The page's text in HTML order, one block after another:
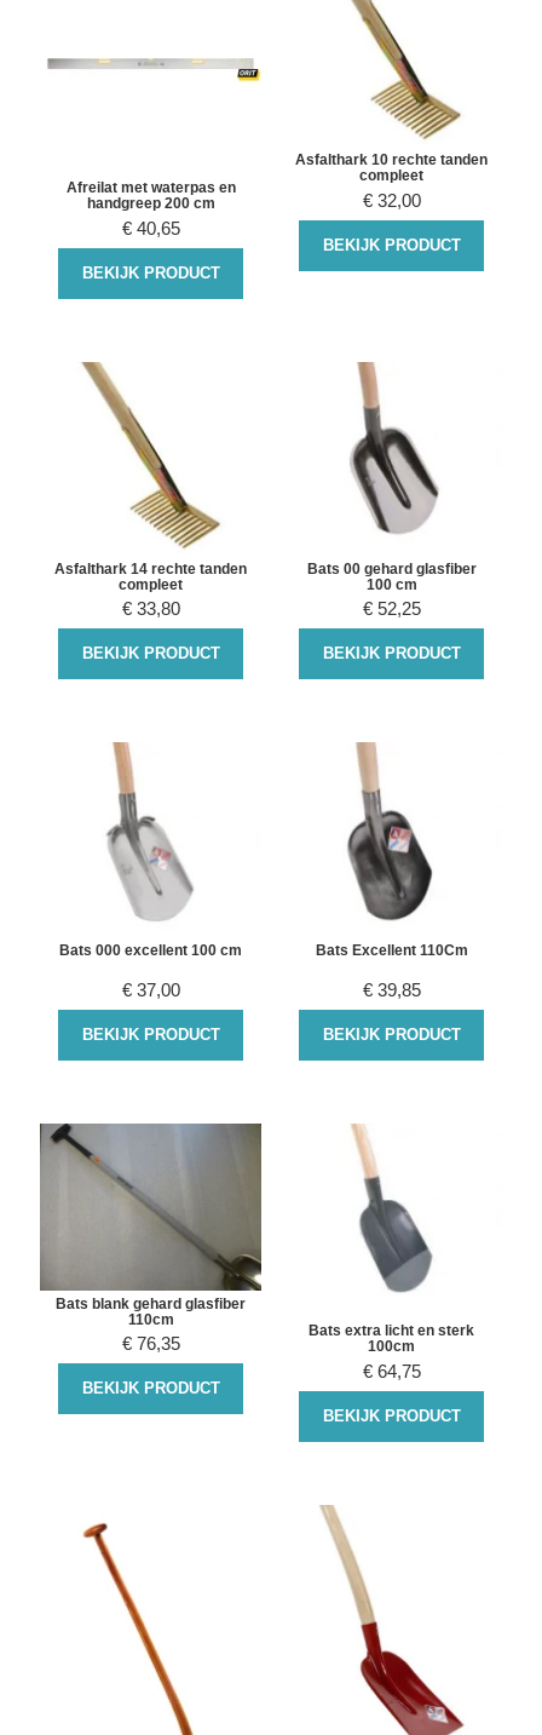
Afreilat met waterpas en
handgreep 200 cm
€ 40,65
BEKIJK PRODUCT
Asfalthark 10 rechte tanden
compleet
€ 32,00
BEKIJK PRODUCT
Asfalthark 14 rechte tanden
compleet
€ 33,80
BEKIJK PRODUCT
Bats 00 gehard glasfiber
100 cm
€ 52,25
BEKIJK PRODUCT
Bats 000 excellent 100 cm
€ 37,00
BEKIJK PRODUCT
Bats Excellent 110Cm
€ 39,85
BEKIJK PRODUCT
Bats blank gehard glasfiber
110cm
€ 76,35
BEKIJK PRODUCT
Bats extra licht en sterk
100cm
€ 64,75
BEKIJK PRODUCT